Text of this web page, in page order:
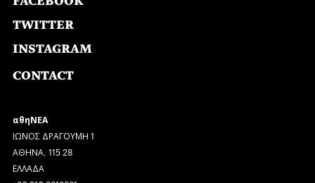
TWITTER
INSTAGRAM
CONTACT
αθηΝΕΑ
ΙΩΝΟΣ ΔΡΑΓΟΥΜΗ 1
ΑΘΗΝΑ, 115 28
ΕΛΛΑΔΑ